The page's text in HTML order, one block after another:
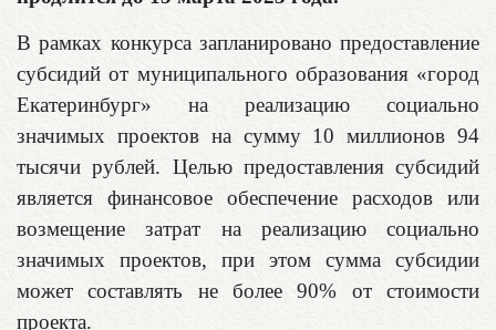
В рамках конкурса запланировано предоставление
субсидий от муниципального образования «город
Екатеринбург» на реализацию социально
значимых проектов на сумму 10 миллионов 94
тысячи рублей. Целью предоставления субсидий
является финансовое обеспечение расходов или
возмещение затрат на реализацию социально
значимых проектов, при этом сумма субсидии
может составлять не более 90% от стоимости
проекта.